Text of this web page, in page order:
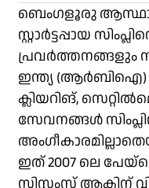
ആർബിഐ
ബെംഗളൂരു
സ്റ്റാർട്ടപ്പായ
പ്രവർത്തനങ്ങളും
ഇന്ത്യ (ആർബിഐ)
ക്ലിയറിങ്,
സേവനങ്ങൾ
ഇത് 2007 ലെ
സിസ്റ്റംസ് ആക്ടിന്